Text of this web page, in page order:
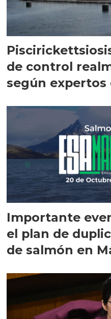
de control
según expertos
Importante
el plan de
de salmón en